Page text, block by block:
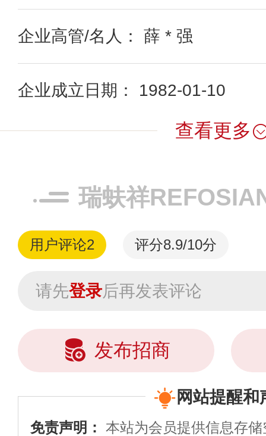
企业高管/名人： 薛 * 强
企业成立日期： 1982-01-10
查看更多
瑞蚨祥
用户评论2 评分8.9/10分
请先登录后再发表评论
发布招商
网站提醒和
免责声明： 本站为会员提供信息存